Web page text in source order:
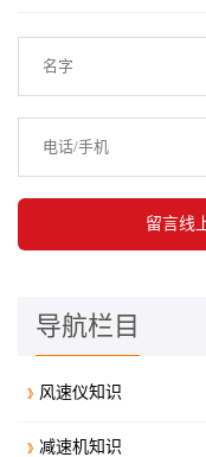
导航栏目
风速仪知识
减速机知识